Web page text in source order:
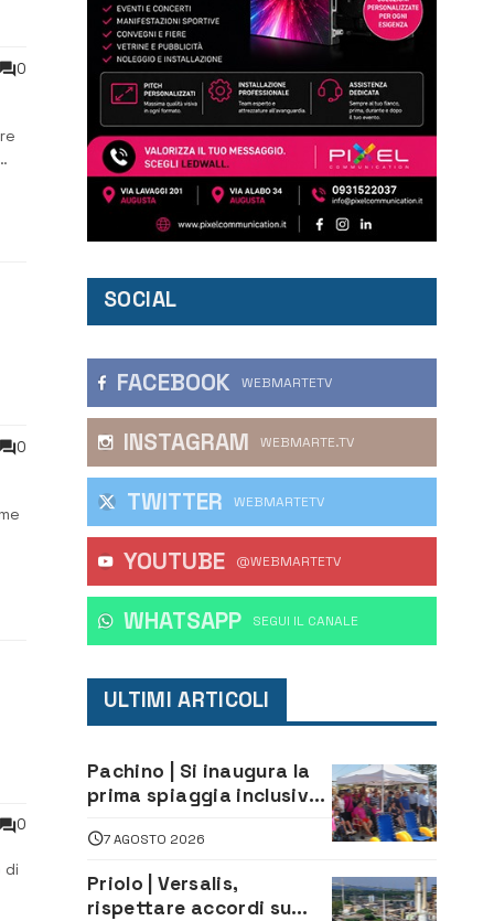
0
0
0
di
SOCIAL
FACEBOOK WEBMARTETV
INSTAGRAM WEBMARTE.TV
TWITTER WEBMARTETV
YOUTUBE @WEBMARTETV
WHATSAPP ‎SEGUI IL CANALE
ULTIMI ARTICOLI
Pachino | Si inaugura la
prima spiaggia inclusiva
assistenza e prevenzione
aperte a tutti
7 AGOSTO 2026
Priolo | Versalis,
rispettare accordi su